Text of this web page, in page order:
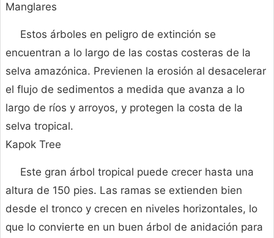
Manglares
Estos árboles en peligro de extinción se
encuentran a lo largo de las costas costeras de la
selva amazónica. Previenen la erosión al desacelerar
el flujo de sedimentos a medida que avanza a lo
largo de ríos y arroyos, y protegen la costa de la
selva tropical.
Kapok Tree
Este gran árbol tropical puede crecer hasta una
altura de 150 pies. Las ramas se extienden bien
desde el tronco y crecen en niveles horizontales, lo
que lo convierte en un buen árbol de anidación para